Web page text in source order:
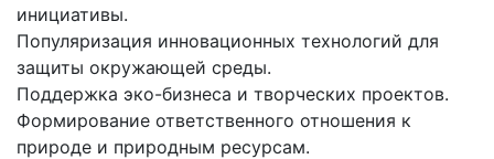
инициативы.
Популяризация инновационных технологий для
защиты окружающей среды.
Поддержка эко-бизнеса и творческих проектов.
Формирование ответственного отношения к
природе и природным ресурсам.